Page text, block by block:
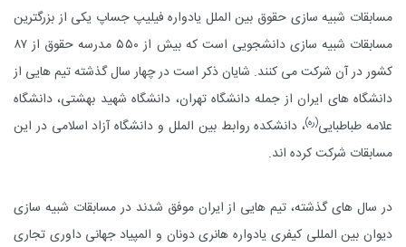
مسابقات شبیه سازی حقوق بین الملل یادواره فیلیپ جساپ یکی از بزرگترین
مسابقات شبیه سازی دانشجویی است که بیش از ۵۵۰ مدرسه حقوق از ۸۷
کشور در آن شرکت می کنند. شایان ذکر است در چهار سال گذشته تیم هایی از
دانشگاه های ایران از جمله دانشگاه تهران، دانشگاه شهید بهشتی، دانشگاه
علامه طباطبایی(ره)، دانشکده روابط بین الملل و دانشگاه آزاد اسلامی در این
مسابقات شرکت کرده اند.
در سال های گذشته، تیم هایی از ایران موفق شدند درمسابقات شبیه سازی
دیوان بین المللی کیفری یادواره هانری دونان و المپیاد جهانی داوری تجاری